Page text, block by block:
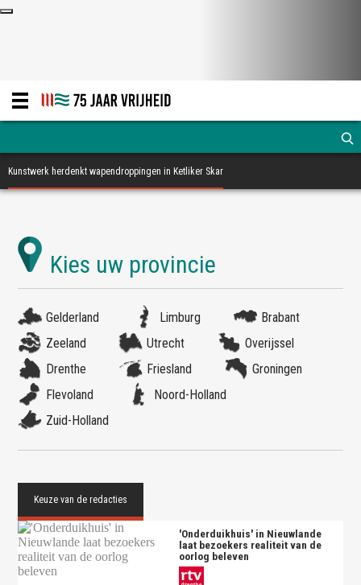
Kunstwerk herdenkt wapendroppingen in Ketliker Skar
Gelderland Limburg
Brabant
Zeeland
Utrecht
Overijssel
Drenthe
Friesland
Groningen
Flevoland
Noord-Holland
Zuid-Holland
'Onderduikhuis' in Nieuwlande
laat bezoekers realiteit van de
oorlog beleven